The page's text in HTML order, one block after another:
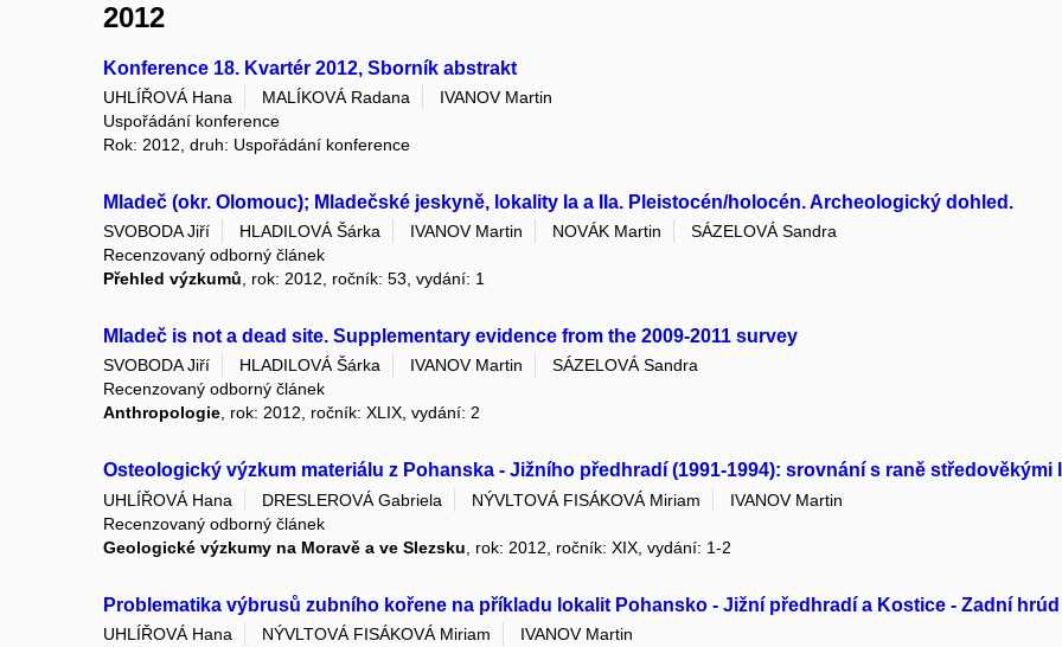
2012
Konference 18. Kvartér 2012, Sborník abstrakt
UHLÍŘOVÁ Hana MALÍKOVÁ Radana
IVANOV Martin
Uspořádání konference
Rok: 2012, druh: Uspořádání konference
Mladeč (okr. Olomouc); Mladečské jeskyně, lokality Ia a IIa. Pleistocén/holocén. Archeologický dohled.
SVOBODA Jiří HLADILOVÁ Šárka IVANOV Martin NOVÁK Martin
SÁZELOVÁ Sandra
Recenzovaný odborný článek
Přehled výzkumů , rok: 2012, ročník: 53, vydání: 1
Mladeč is not a dead site. Supplementary evidence from the 2009-2011 survey
SVOBODA Jiří HLADILOVÁ Šárka IVANOV Martin
SÁZELOVÁ Sandra
Recenzovaný odborný článek
Anthropologie, rok: 2012, ročník: XLIX, vydání: 2
Osteologický výzkum materiálu z Pohanska - Jižního předhradí (1991-1994): srovnání s raně středověkými
UHLÍŘOVÁ Hana DRESLEROVÁ Gabriela NÝVLTOVÁ FISÁKOVÁ Miriam
IVANOV Martin
Recenzovaný odborný článek
Geologické výzkumy na Moravě a ve Slezsku , rok: 2012, ročník: XIX, vydání: 1-2
Problematika výbrusů zubního kořene na příkladu lokalit Pohansko - Jižní předhradí a Kostice - Zadní
UHLÍŘOVÁ Hana NÝVLTOVÁ FISÁKOVÁ Miriam
IVANOV Martin